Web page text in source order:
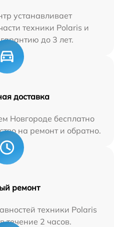
устанавливает
техники Polaris и
до 3 лет.
доставка
Новгороде бесплатно
на ремонт и обратно.
ремонт
техники Polaris
течение 2 часов.